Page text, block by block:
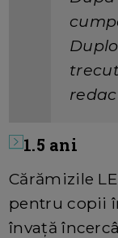
1.5 ani
Cărămizile
pentru copii
învață